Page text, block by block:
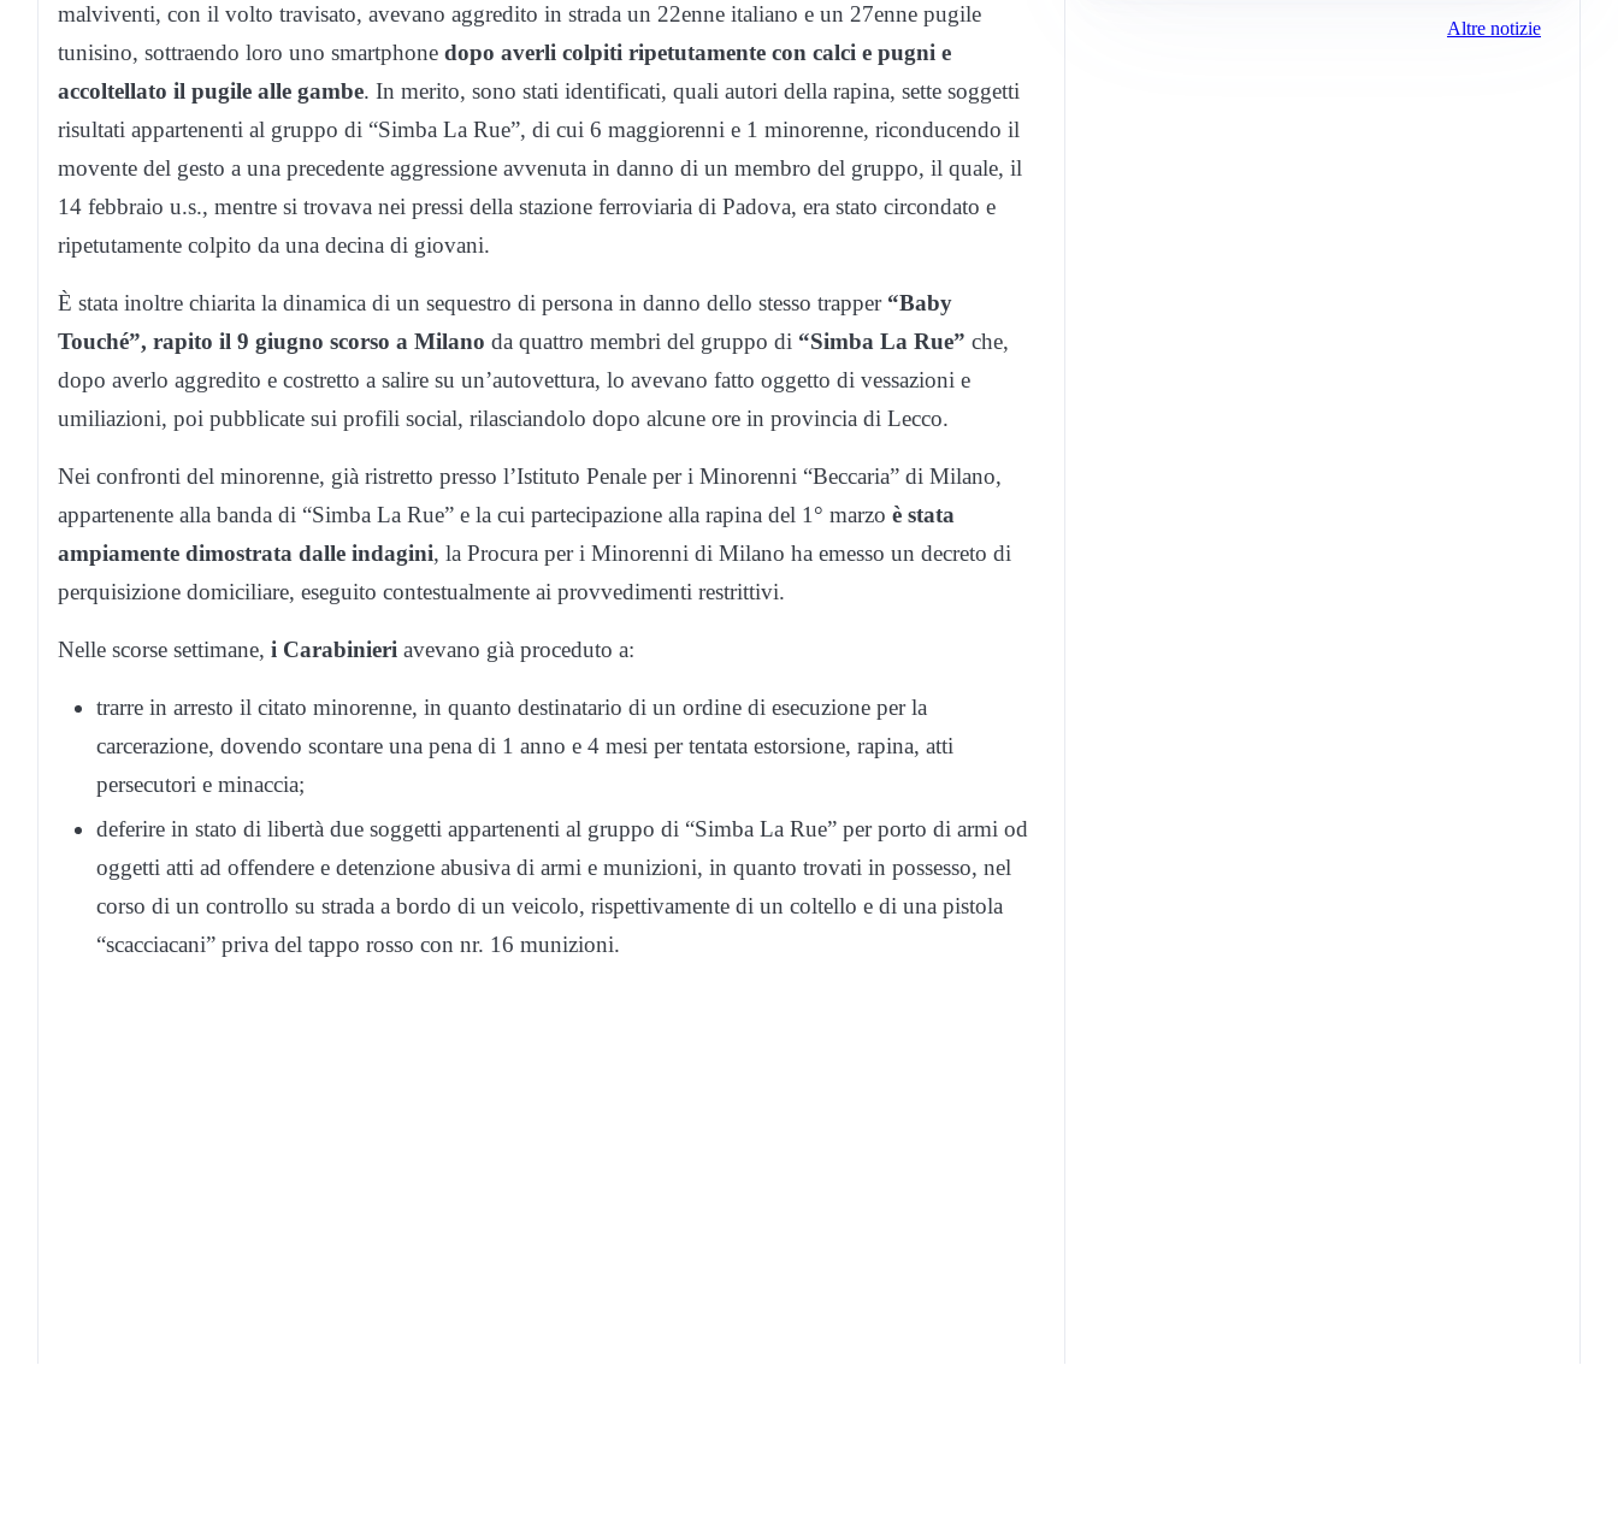
malviventi, con il volto travisato, avevano aggredito in strada un 22enne italiano e un 27enne pugile
tunisino, sottraendo loro uno smartphone dopo averli colpiti ripetutamente con calci e pugni e
accoltellato il pugile alle gambe. In merito, sono stati identificati, quali autori della rapina, sette soggetti
risultati appartenenti al gruppo di “Simba La Rue”, di cui 6 maggiorenni e 1 minorenne, riconducendo il
movente del gesto a una precedente aggressione avvenuta in danno di un membro del gruppo, il quale, il
14 febbraio u.s., mentre si trovava nei pressi della stazione ferroviaria di Padova, era stato circondato e
ripetutamente colpito da una decina di giovani.
È stata inoltre chiarita la dinamica di un sequestro di persona in danno dello stesso trapper “Baby
Touché”, rapito il 9 giugno scorso a Milano da quattro membri del gruppo di “Simba La Rue” che,
dopo averlo aggredito e costretto a salire su un’autovettura, lo avevano fatto oggetto di vessazioni e
umiliazioni, poi pubblicate sui profili social, rilasciandolo dopo alcune ore in provincia di Lecco.
Nei confronti del minorenne, già ristretto presso l’Istituto Penale per i Minorenni “Beccaria” di Milano,
appartenente alla banda di “Simba La Rue” e la cui partecipazione alla rapina del 1° marzo è stata
ampiamente dimostrata dalle indagini, la Procura per i Minorenni di Milano ha emesso un decreto di
perquisizione domiciliare, eseguito contestualmente ai provvedimenti restrittivi.
Nelle scorse settimane, i Carabinieri avevano già proceduto a:
trarre in arresto il citato minorenne, in quanto destinatario di un ordine di esecuzione per la
carcerazione, dovendo scontare una pena di 1 anno e 4 mesi per tentata estorsione, rapina, atti
persecutori e minaccia;
deferire in stato di libertà due soggetti appartenenti al gruppo di “Simba La Rue” per porto di armi od
oggetti atti ad offendere e detenzione abusiva di armi e munizioni, in quanto trovati in possesso, nel
corso di un controllo su strada a bordo di un veicolo, rispettivamente di un coltello e di una pistola
“scacciacani” priva del tappo rosso con nr. 16 munizioni.
Altre notizie